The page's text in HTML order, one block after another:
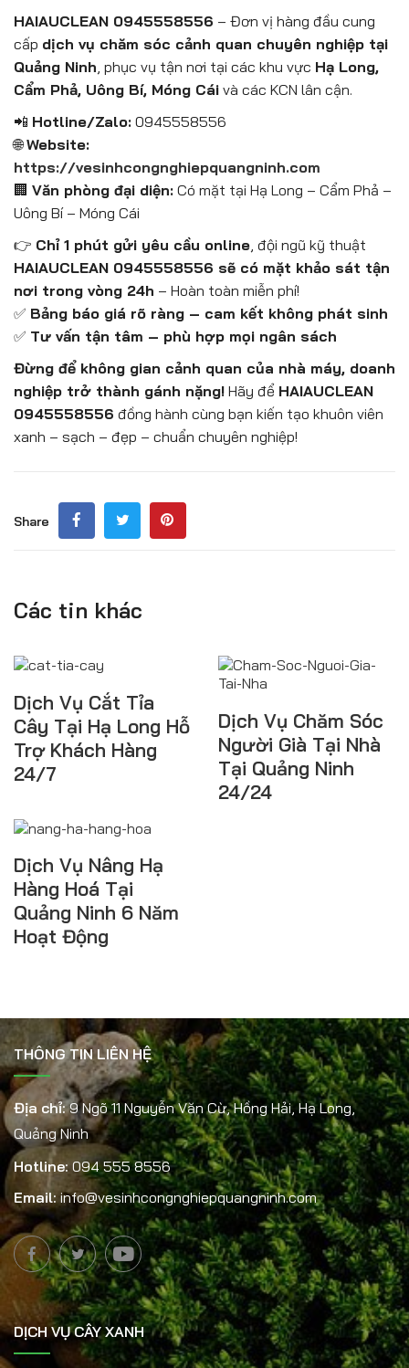
HAIAUCLEAN 0945558556 – Đơn vị hàng đầu cung
cấp dịch vụ chăm sóc cảnh quan chuyên nghiệp tại
Quảng Ninh, phục vụ tận nơi tại các khu vực Hạ Long,
Cẩm Phả, Uông Bí, Móng Cái và các KCN lân cận.
📲 Hotline/Zalo: 0945558556
🌐Website:
https://vesinhcongnghiepquangninh.com
🏢 Văn phòng đại diện: Có mặt tại Hạ Long – Cẩm Phả –
Uông Bí – Móng Cái
👉 Chỉ 1 phút gửi yêu cầu online, đội ngũ kỹ thuật
HAIAUCLEAN 0945558556 sẽ có mặt khảo sát tận
nơi trong vòng 24h – Hoàn toàn miễn phí!
✅ Bảng báo giá rõ ràng – cam kết không phát sinh
✅ Tư vấn tận tâm – phù hợp mọi ngân sách
Đừng để không gian cảnh quan của nhà máy, doanh
nghiệp trở thành gánh nặng! Hãy để HAIAUCLEAN
0945558556 đồng hành cùng bạn kiến tạo khuôn viên
xanh – sạch – đẹp – chuẩn chuyên nghiệp!
Share
Các tin khác
Dịch Vụ Cắt Tỉa
Cây Tại Hạ Long Hỗ
Trợ Khách Hàng
24/7
Dịch Vụ Chăm Sóc
Người Già Tại Nhà
Tại Quảng Ninh
24/24
Dịch Vụ Nâng Hạ
Hàng Hoá Tại
Quảng Ninh 6 Năm
Hoạt Động
THÔNG TIN LIÊN HỆ
Địa chỉ: 9 Ngõ 11 Nguyễn Văn Cừ, Hồng Hải, Hạ Long,
Quảng Ninh
Hotline:094 555 8556
Email: info@vesinhcongnghiepquangninh.com
DỊCH VỤ CÂY XANH